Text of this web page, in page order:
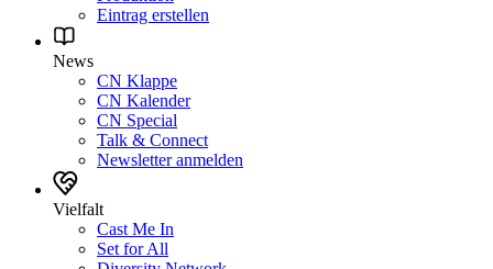
Eintrag erstellen
News
CN Klappe
CN Kalender
CN Special
Talk & Connect
Newsletter anmelden
Vielfalt
Cast Me In
Set for All